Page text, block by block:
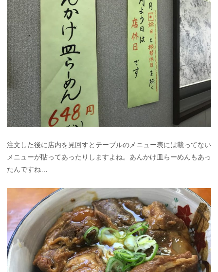
注文した後に店内を見回すとテーブルのメニュー表には載ってない
メニューが貼ってあったりしますよね。あんかけ皿らーめんもあっ
たんですね…